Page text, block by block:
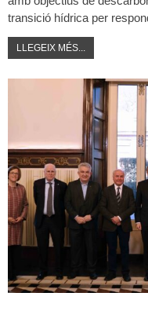
transició hídrica per
LLEGEIX MÉS...